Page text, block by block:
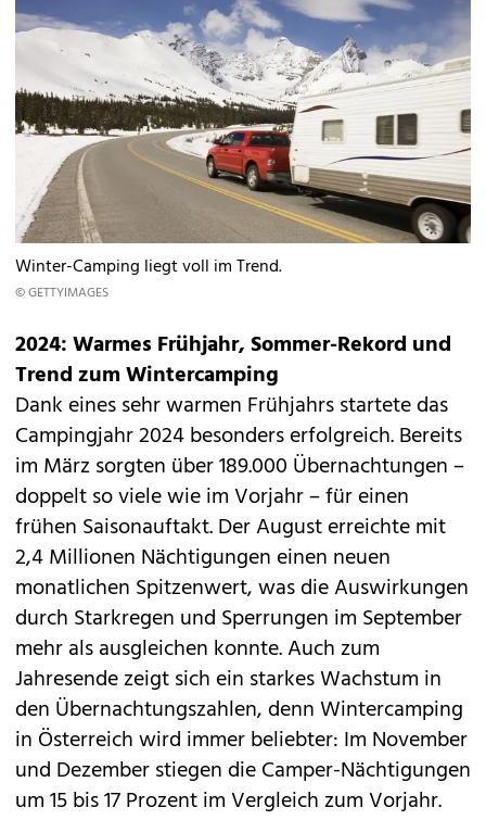
Winter-Camping liegt voll im Trend.
© GETTYIMAGES
2024: Warmes Frühjahr, Sommer-Rekord und
Trend zum Wintercamping
Dank eines sehr warmen Frühjahrs startete das
Campingjahr 2024 besonders erfolgreich. Bereits
im März sorgten über 189.000 Übernachtungen –
doppelt so viele wie im Vorjahr – für einen
frühen Saisonauftakt. Der August erreichte mit
2,4 Millionen Nächtigungen einen neuen
monatlichen Spitzenwert, was die Auswirkungen
durch Starkregen und Sperrungen im September
mehr als ausgleichen konnte. Auch zum
Jahresende zeigt sich ein starkes Wachstum in
den Übernachtungszahlen, denn Wintercamping
in Österreich wird immer beliebter: Im November
und Dezember stiegen die Camper-Nächtigungen
um 15 bis 17 Prozent im Vergleich zum Vorjahr.